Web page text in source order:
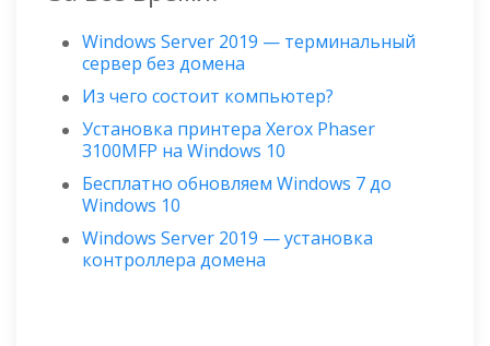
Windows Server 2019 — терминальный
сервер без домена
Из чего состоит компьютер?
Установка принтера Xerox Phaser
3100MFP на Windows 10
Бесплатно обновляем Windows 7 до
Windows 10
Windows Server 2019 — установка
контроллера домена